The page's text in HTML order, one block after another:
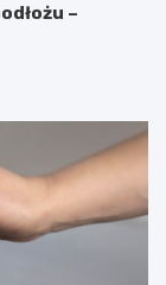
–